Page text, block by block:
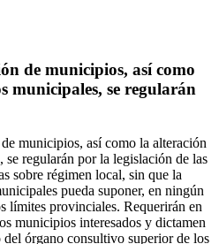
de municipios, así como
municipales, se regularán
municipios, así como la alteración
se regularán por la legislación de las
sobre régimen local, sin que la
pueda suponer, en ningún
límites provinciales. Requerirán en
municipios interesados y dictamen
órgano consultivo superior de los